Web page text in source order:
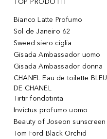
Bianco Latte Profumo
Sol de Janeiro 62
Sweed siero ciglia
Gisada Ambassador uomo
Gisada Ambassador donna
CHANEL Eau de toilette BLEU
DE CHANEL
Tirtir fondotinta
Invictus profumo uomo
Beauty of Joseon sunscreen
Tom Ford Black Orchid